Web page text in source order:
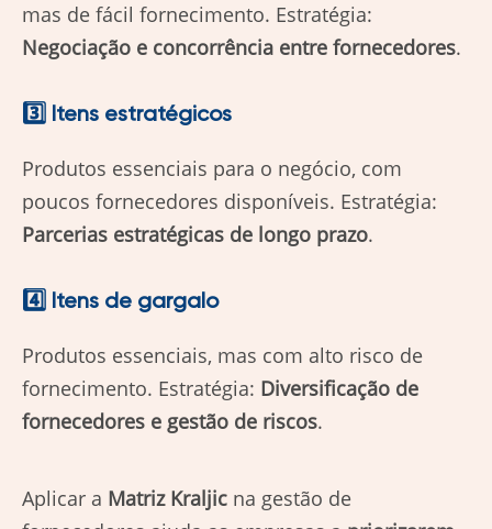
mas de fácil fornecimento. Estratégia:
Negociação e concorrência entre fornecedores.
3️⃣ Itens estratégicos
Produtos essenciais para o negócio, com
poucos fornecedores disponíveis. Estratégia:
Parcerias estratégicas de longo prazo.
4️⃣ Itens de gargalo
Produtos essenciais, mas com alto risco de
fornecimento. Estratégia: Diversificação de
fornecedores e gestão de riscos.
Aplicar a Matriz Kraljic na gestão de